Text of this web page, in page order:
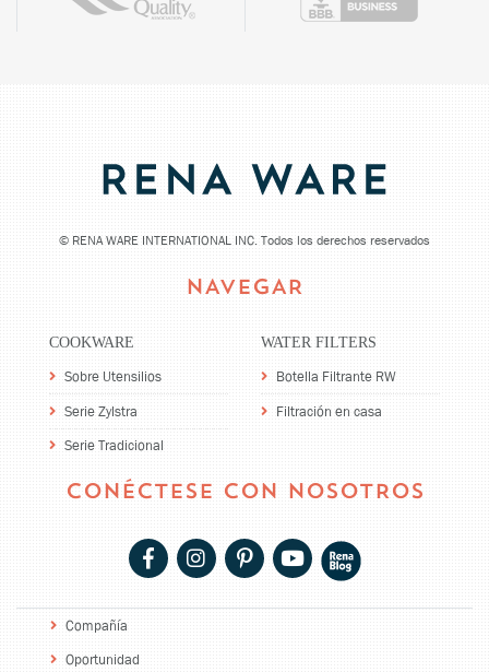
© RENA WARE INTERNATIONAL INC. Todos los derechos reservados
NAVEGAR
COOKWARE
Sobre Utensilios
Serie Zylstra
Serie Tradicional
WATER FILTERS
Botella Filtrante RW
Filtración en casa
CONÉCTESE CON NOSOTROS
Compañía
Oportunidad